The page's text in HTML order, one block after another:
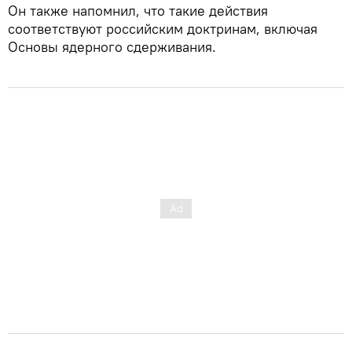
Он также напомнил, что такие действия
соответствуют российским доктринам, включая
Основы ядерного сдерживания.